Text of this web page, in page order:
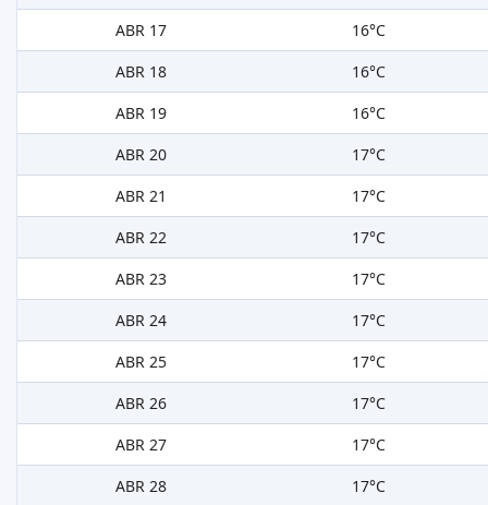
ABR 17
16°C
ABR 18
16°C
ABR 19
16°C
ABR 20
17°C
ABR 21
17°C
ABR 22
17°C
ABR 23
17°C
ABR 24
17°C
ABR 25
17°C
ABR 26
17°C
ABR 27
17°C
ABR 28
17°C